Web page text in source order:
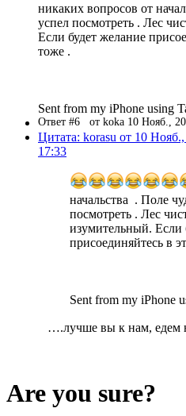
никаких вопросов от
успел посмотреть . Лес
Если будет желание
тоже .
Sent from my iPhone using
Ответ #6 от koka 10 Нояб.,
Цитата: korasu от 10
17:33
начальства . Поле
посмотреть . Лес
изумительный. Если
присоединяйтесь в
Sent from my iPhone
….лучше вы к нам, едем
Are you sure?